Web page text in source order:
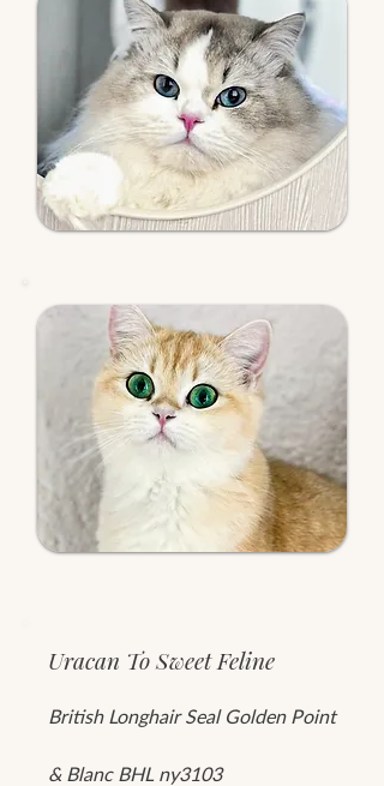
Uracan To Sweet Feline
British Longhair Seal Golden Point
& Blanc BHL ny3103